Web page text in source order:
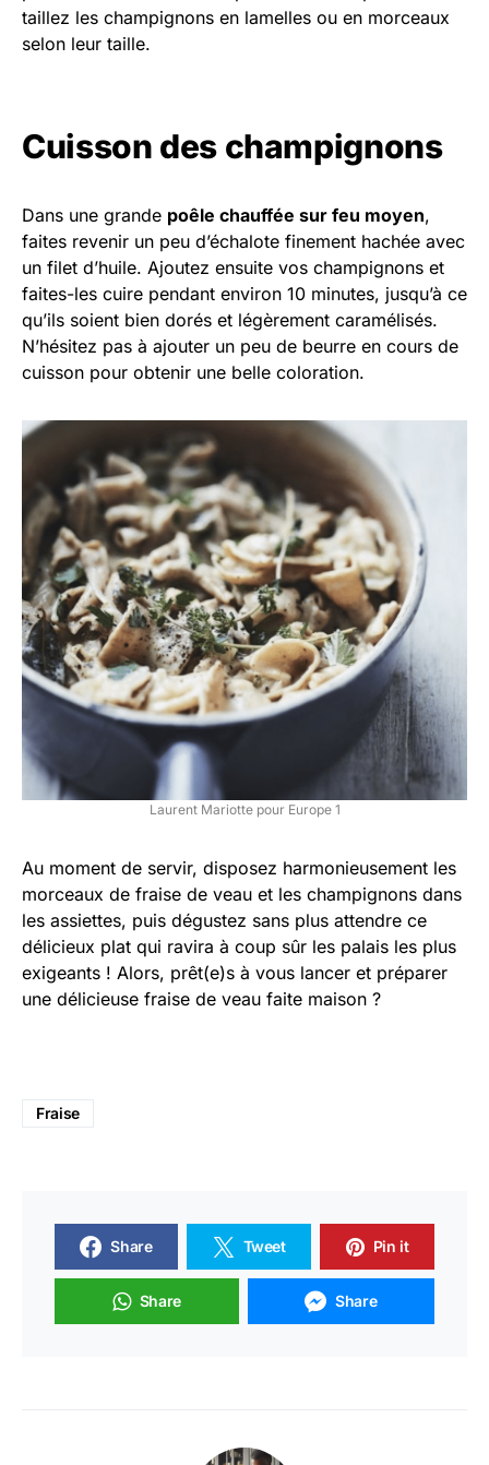
taillez les champignons en lamelles ou en morceaux
selon leur taille.
Cuisson des champignons
Dans une grande poêle chauffée sur feu moyen,
faites revenir un peu d’échalote finement hachée avec
un filet d’huile. Ajoutez ensuite vos champignons et
faites-les cuire pendant environ 10 minutes, jusqu’à ce
qu’ils soient bien dorés et légèrement caramélisés.
N’hésitez pas à ajouter un peu de beurre en cours de
cuisson pour obtenir une belle coloration.
Laurent Mariotte pour Europe 1
Au moment de servir, disposez harmonieusement les
morceaux de fraise de veau et les champignons dans
les assiettes, puis dégustez sans plus attendre ce
délicieux plat qui ravira à coup sûr les palais les plus
exigeants ! Alors, prêt(e)s à vous lancer et préparer
une délicieuse fraise de veau faite maison ?
Fraise
Share Tweet Pin it
Share Share